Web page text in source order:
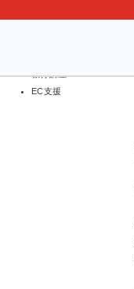
ツ
移
教育講座
EC支援